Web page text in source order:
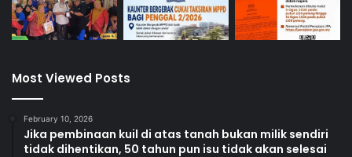
Most Viewed Posts
February 10, 2026
Jika pembinaan kuil di atas tanah bukan milik sendiri
tidak dihentikan, 50 tahun pun isu tidak akan selesai